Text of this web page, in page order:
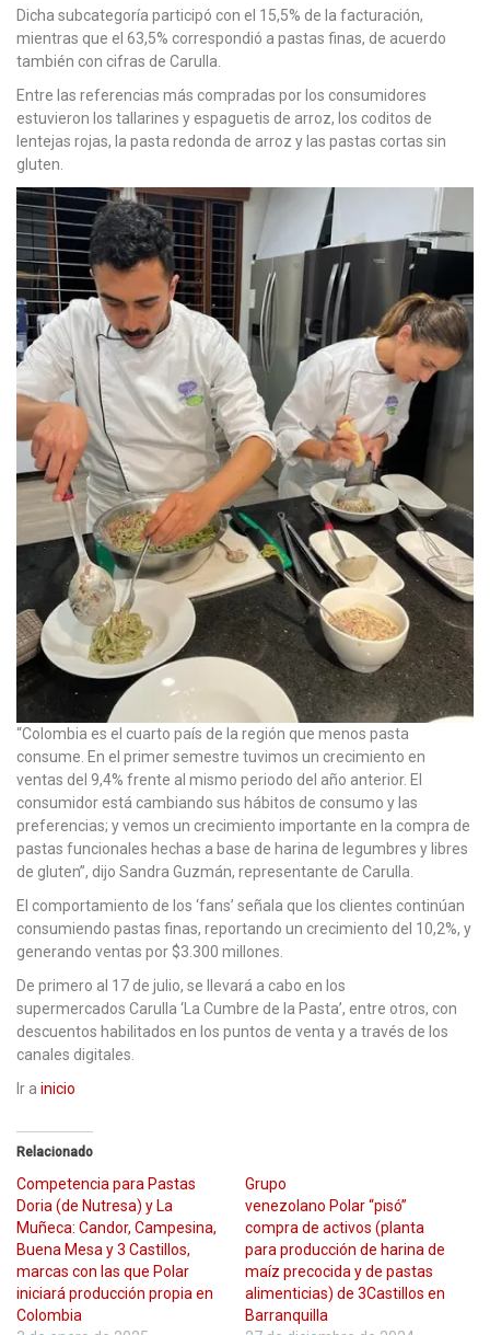
Dicha subcategoría participó con el 15,5% de la facturación,
mientras que el 63,5% correspondió a pastas finas, de acuerdo
también con cifras de Carulla.
Entre las referencias más compradas por los consumidores
estuvieron los tallarines y espaguetis de arroz, los coditos de
lentejas rojas, la pasta redonda de arroz y las pastas cortas sin
gluten.
“Colombia es el cuarto país de la región que menos pasta
consume. En el primer semestre tuvimos un crecimiento en
ventas del 9,4% frente al mismo periodo del año anterior. El
consumidor está cambiando sus hábitos de consumo y las
preferencias; y vemos un crecimiento importante en la compra de
pastas funcionales hechas a base de harina de legumbres y libres
de gluten”, dijo Sandra Guzmán, representante de Carulla.
El comportamiento de los ‘fans’ señala que los clientes continúan
consumiendo pastas finas, reportando un crecimiento del 10,2%, y
generando ventas por $3.300 millones.
De primero al 17 de julio, se llevará a cabo en los
supermercados Carulla ‘La Cumbre de la Pasta’, entre otros, con
descuentos habilitados en los puntos de venta y a través de los
canales digitales.
Ir a inicio
Relacionado
Competencia para Pastas
Doria (de Nutresa) y La
Muñeca: Candor, Campesina,
Buena Mesa y 3 Castillos,
marcas con las que Polar
iniciará producción propia en
Colombia
Grupo
venezolano Polar “pisó”
compra de activos (planta
para producción de harina de
maíz precocida y de pastas
alimenticias) de 3Castillos en
Barranquilla